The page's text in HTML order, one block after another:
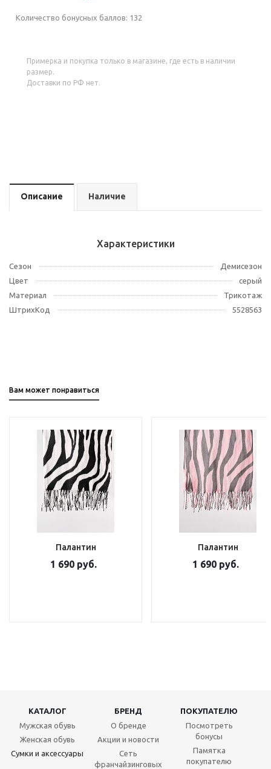
Количество бонусных баллов: 132
Примерка и покупка только в магазине, где есть в наличии
размер.
Доставки по РФ нет.
Описание Наличие
Характеристики
Сезон
Демисезон
Цвет
серый
Материал
Трикотаж
ШтрихКод
5528563
Вам может понравиться
Палантин
1 690 руб.
Палантин
1 690 руб.
КАТАЛОГ БРЕНД
ПОКУПАТЕЛЮ
Мужская обувь
Женская обувь
Сумки и аксессуары
О бренде
Акции и новости
Сеть
франчайзинговых
Посмотреть
бонусы
Памятка
покупателю